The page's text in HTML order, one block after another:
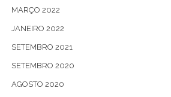
MARÇO 2022
JANEIRO 2022
SETEMBRO 2021
SETEMBRO 2020
AGOSTO 2020